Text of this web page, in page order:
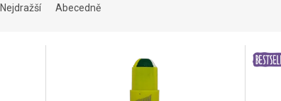
Nejdražší Abecedně